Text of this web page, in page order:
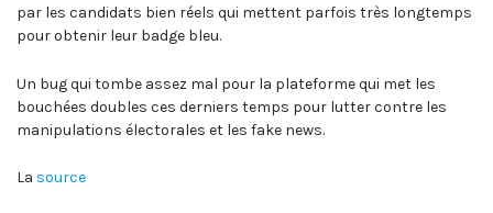
par les candidats bien réels qui mettent parfois très longtemps
pour obtenir leur badge bleu.
Un bug qui tombe assez mal pour la plateforme qui met les
bouchées doubles ces derniers temps pour lutter contre les
manipulations électorales et les fake news.
La source